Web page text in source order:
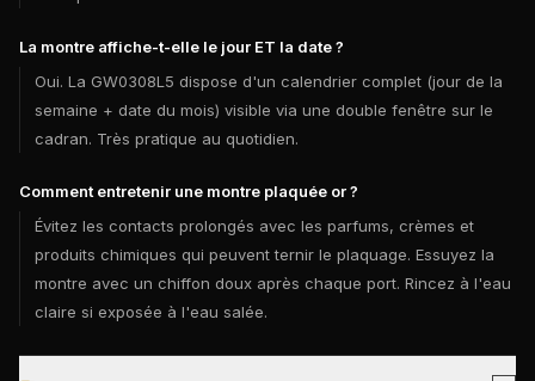
La montre affiche-t-elle le jour ET la date ?
Oui. La GW0308L5 dispose d'un calendrier complet (jour de la
semaine + date du mois) visible via une double fenêtre sur le
cadran. Très pratique au quotidien.
Comment entretenir une montre plaquée or ?
Évitez les contacts prolongés avec les parfums, crèmes et
produits chimiques qui peuvent ternir le plaquage. Essuyez la
montre avec un chiffon doux après chaque port. Rincez à l'eau
claire si exposée à l'eau salée.